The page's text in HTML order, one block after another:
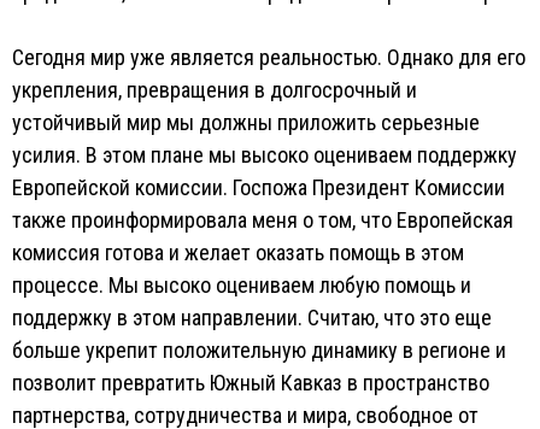
Сегодня мир уже является реальностью. Однако для его
укрепления, превращения в долгосрочный и
устойчивый мир мы должны приложить серьезные
усилия. В этом плане мы высоко оцениваем поддержку
Европейской комиссии. Госпожа Президент Комиссии
также проинформировала меня о том, что Европейская
комиссия готова и желает оказать помощь в этом
процессе. Мы высоко оцениваем любую помощь и
поддержку в этом направлении. Считаю, что это еще
больше укрепит положительную динамику в регионе и
позволит превратить Южный Кавказ в пространство
партнерства, сотрудничества и мира, свободное от